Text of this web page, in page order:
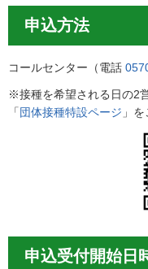
申込方法
コールセンター（電話
※接種を希望される日の2
「団体接種特設ページ 」
申込受付開始日